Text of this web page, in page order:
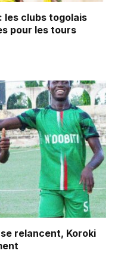
les clubs togolais
pour les tours
relancent, Koroki